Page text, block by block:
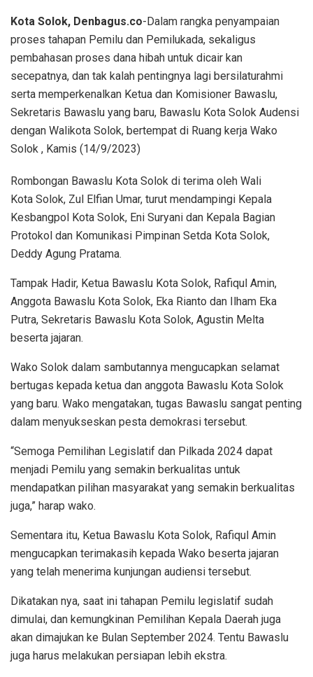
Kota Solok, Denbagus.co-Dalam rangka penyampaian
proses tahapan Pemilu dan Pemilukada, sekaligus
pembahasan proses dana hibah untuk dicair kan
secepatnya, dan tak kalah pentingnya lagi bersilaturahmi
serta memperkenalkan Ketua dan Komisioner Bawaslu,
Sekretaris Bawaslu yang baru, Bawaslu Kota Solok Audensi
dengan Walikota Solok, bertempat di Ruang kerja Wako
Solok , Kamis (14/9/2023)
Rombongan Bawaslu Kota Solok di terima oleh Wali
Kota Solok, Zul Elfian Umar, turut mendampingi Kepala
Kesbangpol Kota Solok, Eni Suryani dan Kepala Bagian
Protokol dan Komunikasi Pimpinan Setda Kota Solok,
Deddy Agung Pratama.
Tampak Hadir, Ketua Bawaslu Kota Solok, Rafiqul Amin,
Anggota Bawaslu Kota Solok, Eka Rianto dan Ilham Eka
Putra, Sekretaris Bawaslu Kota Solok, Agustin Melta
beserta jajaran.
Wako Solok dalam sambutannya mengucapkan selamat
bertugas kepada ketua dan anggota Bawaslu Kota Solok
yang baru. Wako mengatakan, tugas Bawaslu sangat penting
dalam menyukseskan pesta demokrasi tersebut.
“Semoga Pemilihan Legislatif dan Pilkada 2024 dapat
menjadi Pemilu yang semakin berkualitas untuk
mendapatkan pilihan masyarakat yang semakin berkualitas
juga,” harap wako.
Sementara itu, Ketua Bawaslu Kota Solok, Rafiqul Amin
mengucapkan terimakasih kepada Wako beserta jajaran
yang telah menerima kunjungan audiensi tersebut.
Dikatakan nya, saat ini tahapan Pemilu legislatif sudah
dimulai, dan kemungkinan Pemilihan Kepala Daerah juga
akan dimajukan ke Bulan September 2024. Tentu Bawaslu
juga harus melakukan persiapan lebih ekstra.